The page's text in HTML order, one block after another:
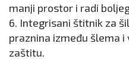
manji prostor i radi
6. Integrisani štitnik za
praznina između šlema
zaštitu.